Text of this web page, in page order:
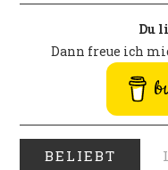
Du
Dann freue ich
BELIEBT